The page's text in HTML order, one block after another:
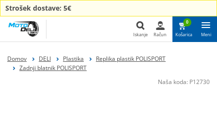
Strošek dostave: 5€
Iskanje Račun
0
Košarica Meni
Domov DELI Plastika
Replika plastik POLISPORT
Zadnji blatnik POLISPORT
Naša koda: P12730